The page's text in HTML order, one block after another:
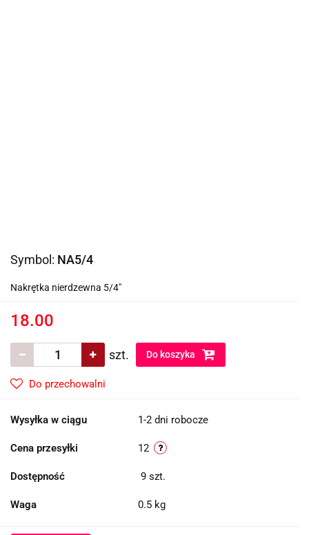
Symbol: NA5/4
Nakrętka nierdzewna 5/4"
18.00
szt. Do koszyka
Do przechowalni
Wysyłka w ciągu 1-2 dni robocze
Cena przesyłki 12
Dostępność 9 szt.
Waga 0.5 kg